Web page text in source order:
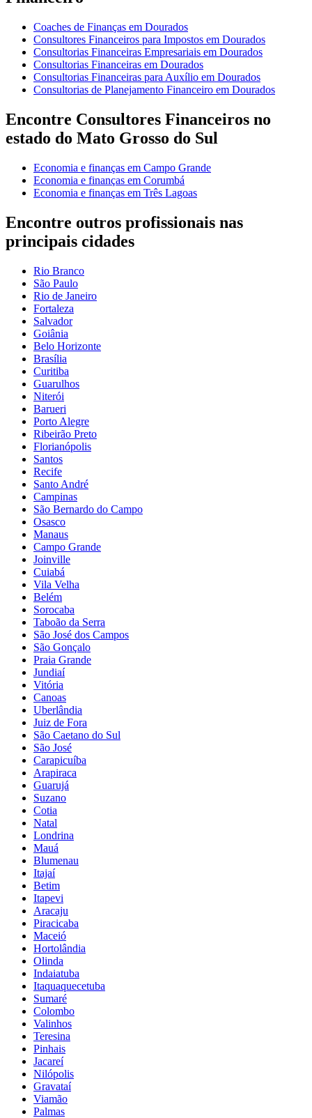
Coaches de Finanças em Dourados
Consultores Financeiros para Impostos em Dourados
Consultorias Financeiras Empresariais em Dourados
Consultorias Financeiras em Dourados
Consultorias Financeiras para Auxílio em Dourados
Consultorias de Planejamento Financeiro em Dourados
Encontre Consultores Financeiros no
estado do Mato Grosso do Sul
Economia e finanças em Campo Grande
Economia e finanças em Corumbá
Economia e finanças em Três Lagoas
Encontre outros profissionais nas
principais cidades
Rio Branco
São Paulo
Rio de Janeiro
Fortaleza
Salvador
Goiânia
Belo Horizonte
Brasília
Curitiba
Guarulhos
Niterói
Barueri
Porto Alegre
Ribeirão Preto
Florianópolis
Santos
Recife
Santo André
Campinas
São Bernardo do Campo
Osasco
Manaus
Campo Grande
Joinville
Cuiabá
Vila Velha
Belém
Sorocaba
Taboão da Serra
São José dos Campos
São Gonçalo
Praia Grande
Jundiaí
Vitória
Canoas
Uberlândia
Juiz de Fora
São Caetano do Sul
São José
Carapicuíba
Arapiraca
Guarujá
Suzano
Cotia
Natal
Londrina
Mauá
Blumenau
Itajaí
Betim
Itapevi
Aracaju
Piracicaba
Maceió
Hortolândia
Olinda
Indaiatuba
Itaquaquecetuba
Sumaré
Colombo
Valinhos
Teresina
Pinhais
Jacareí
Nilópolis
Gravataí
Viamão
Palmas